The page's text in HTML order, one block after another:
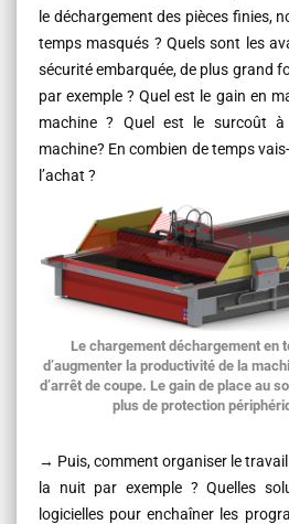
le déchargement des pièces finies,
temps masqués ? Quels sont les
sécurité embarquée, de plus grand
par exemple ? Quel est le gain en
machine ? Quel est le surcoût
machine? En combien de temps
l’achat ?
Le chargement déchargement en
d’augmenter la productivité de la
d’arrêt de coupe. Le gain de place au
plus de protection
→ Puis, comment organiser le
la nuit par exemple ? Quelles
logicielles pour enchaîner les